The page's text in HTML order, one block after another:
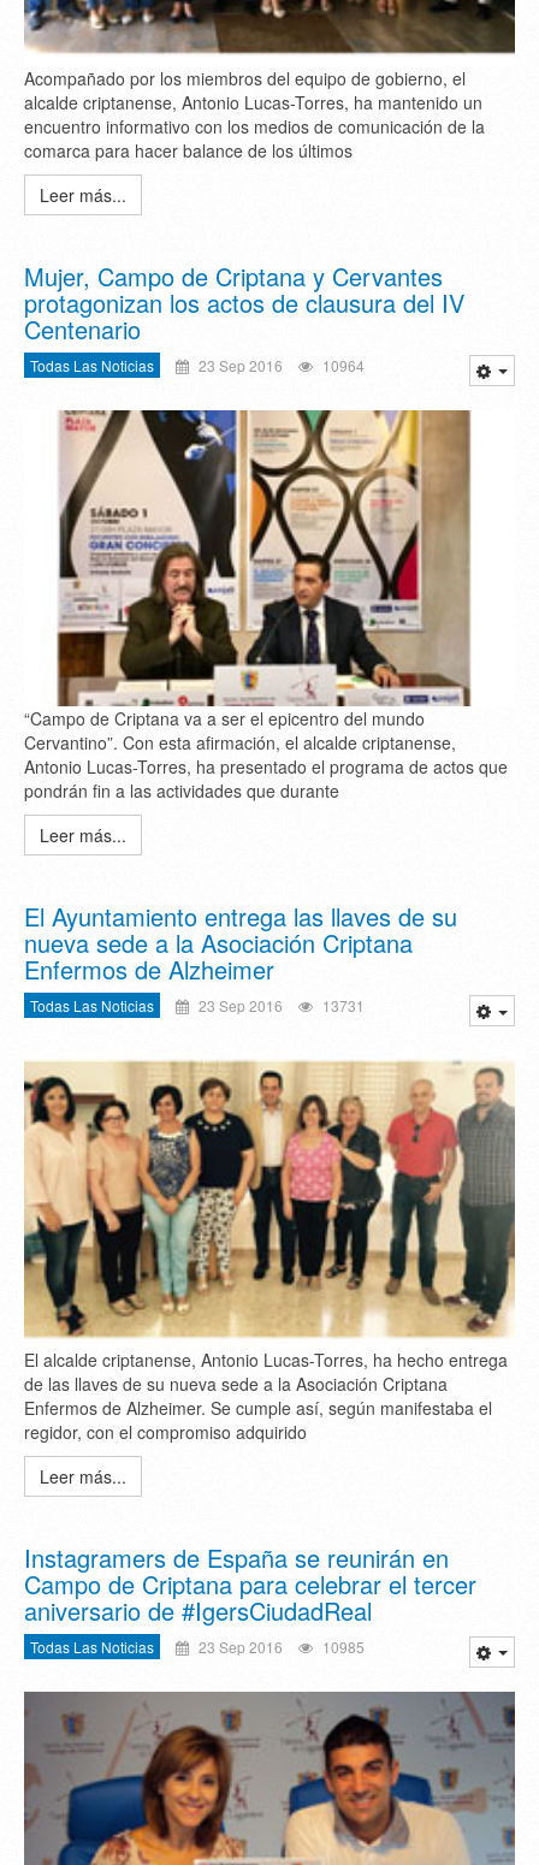
Acompañado por los miembros del equipo de gobierno, el
alcalde criptanense, Antonio Lucas-Torres, ha mantenido un
encuentro informativo con los medios de comunicación de la
comarca para hacer balance de los últimos
Leer más...
Mujer, Campo de Criptana y Cervantes
protagonizan los actos de clausura del IV
Centenario
Todas Las Noticias 23 Sep 2016 10964
“Campo de Criptana va a ser el epicentro del mundo
Cervantino”. Con esta afirmación, el alcalde criptanense,
Antonio Lucas-Torres, ha presentado el programa de actos que
pondrán fin a las actividades que durante
Leer más...
El Ayuntamiento entrega las llaves de su
nueva sede a la Asociación Criptana
Enfermos de Alzheimer
Todas Las Noticias 23 Sep 2016 13731
El alcalde criptanense, Antonio Lucas-Torres, ha hecho entrega
de las llaves de su nueva sede a la Asociación Criptana
Enfermos de Alzheimer. Se cumple así, según manifestaba el
regidor, con el compromiso adquirido
Leer más...
Instagramers de España se reunirán en
Campo de Criptana para celebrar el tercer
aniversario de #IgersCiudadReal
Todas Las Noticias 23 Sep 2016 10985